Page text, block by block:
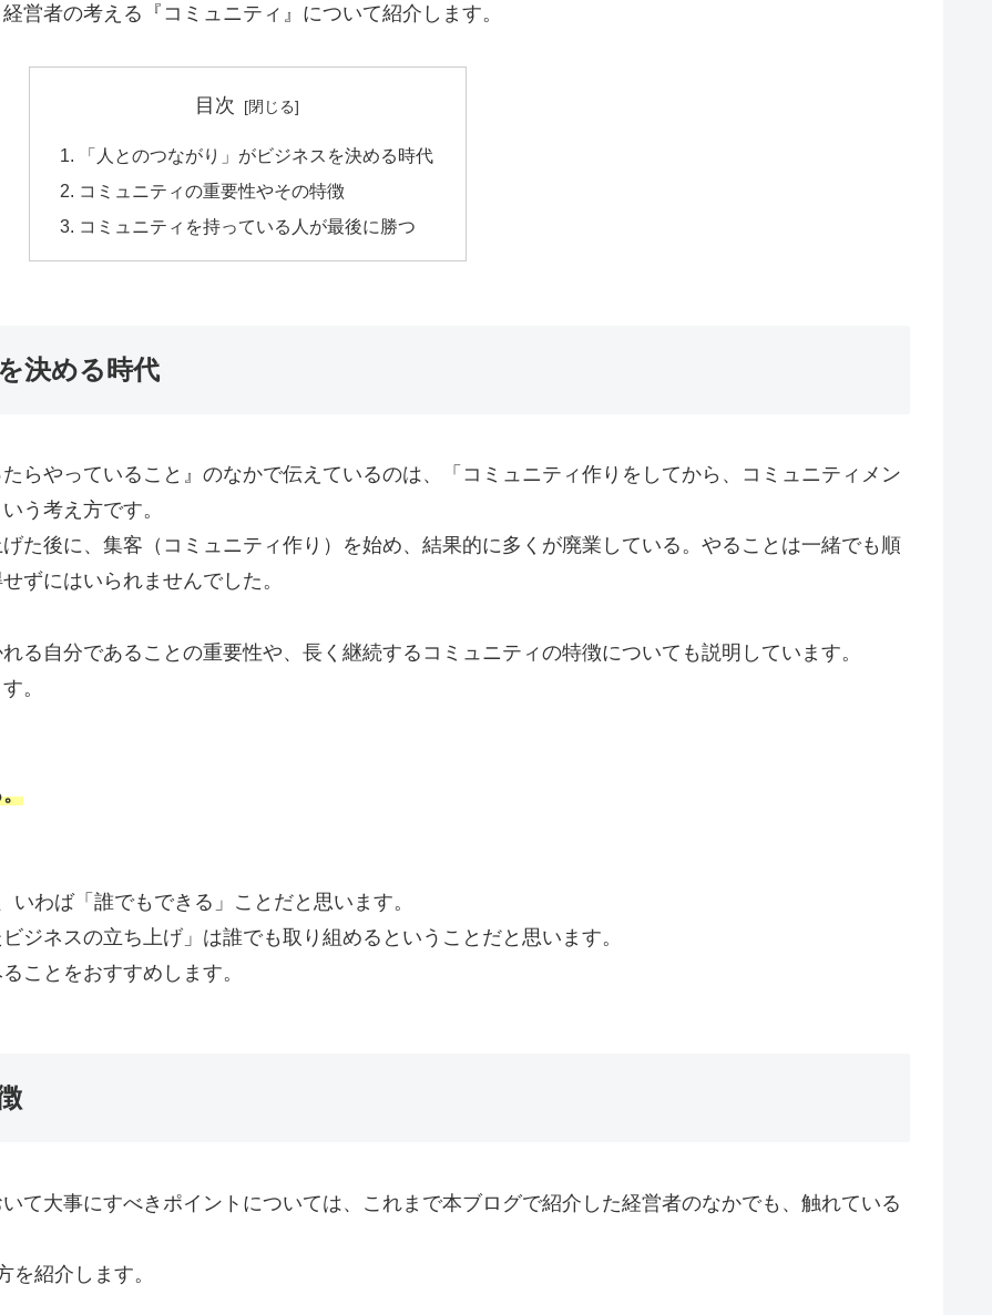
営者の考える『コミュニティ』について紹介します。
目次
「人とのつながり」がビジネスを決める時代
コミュニティの重要性やその特徴
コミュニティを持っている人が最後に勝つ
決める時代
らやっていること』のなかで伝えているのは、「コミュニティ作りをしてから、コミュニティメン
う考え方です。
た後に、集客（コミュニティ作り）を始め、結果的に多くが廃業している。やることは一緒でも順
ずにはいられませんでした。
る自分であることの重要性や、長く継続するコミュニティの特徴についても説明しています。
。
わば「誰でもできる」ことだと思います。
ジネスの立ち上げ」は誰でも取り組めるということだと思います。
ことをおすすめします。
て大事にすべきポイントについては、これまで本ブログで紹介した経営者のなかでも、触れている
紹介します。